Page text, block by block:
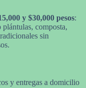
y $30,000 pesos:
composta,
sin
y entregas a domicilio